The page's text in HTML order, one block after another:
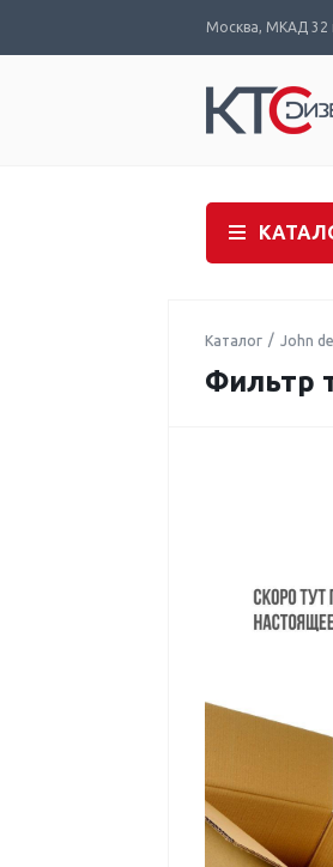
Москва, МКАД 32
Каталог John
Фильтр